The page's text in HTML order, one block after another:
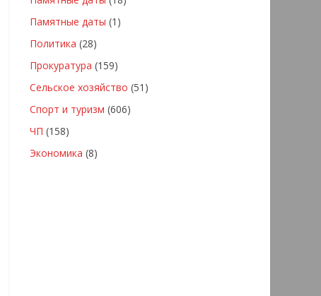
Памятные даты (1)
Политика (28)
Прокуратура (159)
Сельское хозяйство (51)
Спорт и туризм (606)
ЧП (158)
Экономика (8)